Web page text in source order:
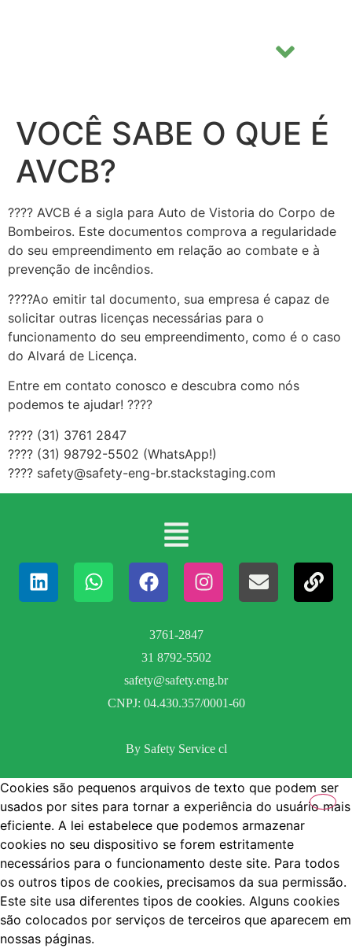
VOCÊ SABE O QUE É
AVCB?
???? AVCB é a sigla para Auto de Vistoria do Corpo de
Bombeiros. Este documentos comprova a regularidade
do seu empreendimento em relação ao combate e à
prevenção de incêndios.
????Ao emitir tal documento, sua empresa é capaz de
solicitar outras licenças necessárias para o
funcionamento do seu empreendimento, como é o caso
do Alvará de Licença.
Entre em contato conosco e descubra como nós
podemos te ajudar! ????
???? (31) 3761 2847
???? (31) 98792-5502 (WhatsApp!)
???? safety@safety-eng-br.stackstaging.com
3761-2847
31 8792-5502
safety@safety.eng.br
CNPJ: 04.430.357/0001-60
By Safety Service cl
Cookies são pequenos arquivos de texto que podem ser
usados por sites para tornar a experiência do usuário mais
eficiente. A lei estabelece que podemos armazenar
cookies no seu dispositivo se forem estritamente
necessários para o funcionamento deste site. Para todos
os outros tipos de cookies, precisamos da sua permissão.
Este site usa diferentes tipos de cookies. Alguns cookies
são colocados por serviços de terceiros que aparecem em
nossas páginas.